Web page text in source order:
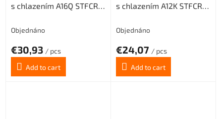
s chlazením A16Q STFCR
1102.. (pravý)
Objednáno
€30,93 / pcs
Add to cart
s chlazením A12K STFCR 11
(pravý)
Objednáno
€24,07 / pcs
Add to cart